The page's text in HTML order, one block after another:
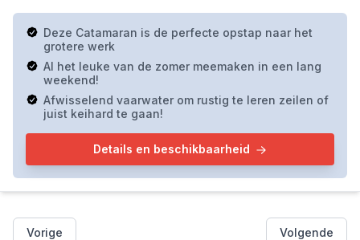
Deze Catamaran is de perfecte opstap naar het
grotere werk
Al het leuke van de zomer meemaken in een lang
weekend!
Afwisselend vaarwater om rustig te leren zeilen of
juist keihard te gaan!
Details en beschikbaarheid
Vorige Volgende